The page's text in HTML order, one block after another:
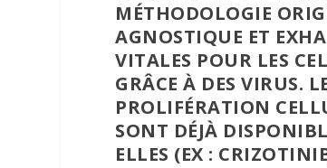
MÉTHODOLOGIE
AGNOSTIQUE ET
VITALES POUR LES
GRÂCE À DES VIRUS.
PROLIFÉRATION
SONT DÉJÀ
ELLES (EX :